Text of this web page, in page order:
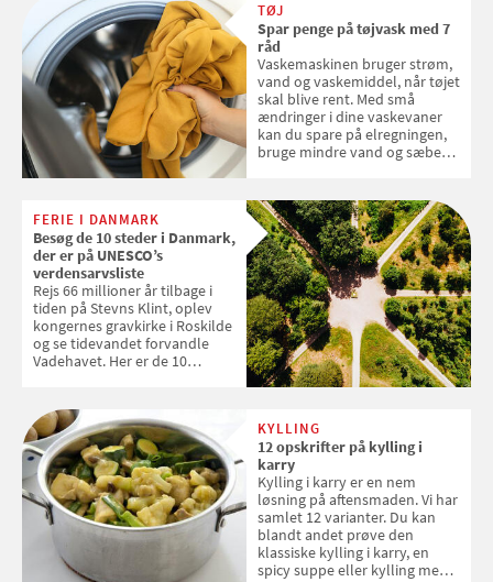
TØJ
Spar penge på tøjvask med 7
råd
Vaskemaskinen bruger strøm,
vand og vaskemiddel, når tøjet
skal blive rent. Med små
ændringer i dine vaskevaner
kan du spare på elregningen,
bruge mindre vand og sæbe
enkle råd til at spare penge på
tøjvasken
FERIE I DANMARK
Besøg de 10 steder i Danmark,
der er på UNESCO’s
verdensarvsliste
Rejs 66 millioner år tilbage i
tiden på Stevns Klint, oplev
kongernes gravkirke i Roskilde
og se tidevandet forvandle
Vadehavet. Her er de 10
KYLLING
12 opskrifter på kylling i
karry
Kylling i karry er en nem
løsning på aftensmaden. Vi har
samlet 12 varianter. Du kan
blandt andet prøve den
klassiske kylling i karry, en
spicy suppe eller kylling med